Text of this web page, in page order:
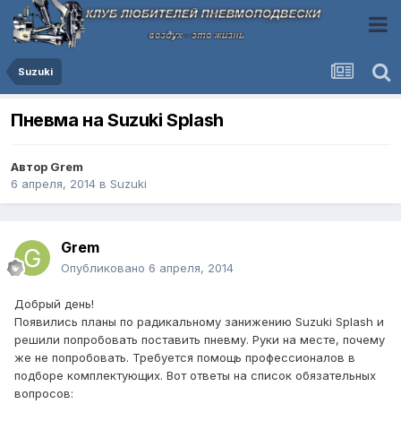
Suzuki
Пневма на Suzuki Splash
Автор Grem
6 апреля, 2014 в Suzuki
Grem
Опубликовано 6 апреля, 2014
Добрый день!
Появились планы по радикальному занижению Suzuki Splash и
решили попробовать поставить пневму. Руки на месте, почему
же не попробовать. Требуется помощь профессионалов в
подборе комплектующих. Вот ответы на список обязательных
вопросов: